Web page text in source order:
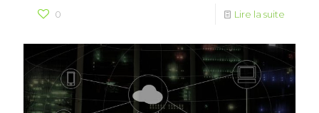
0 Lire la suite